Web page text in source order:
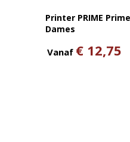
Printer PRIME
Dames
Vanaf € 12,75